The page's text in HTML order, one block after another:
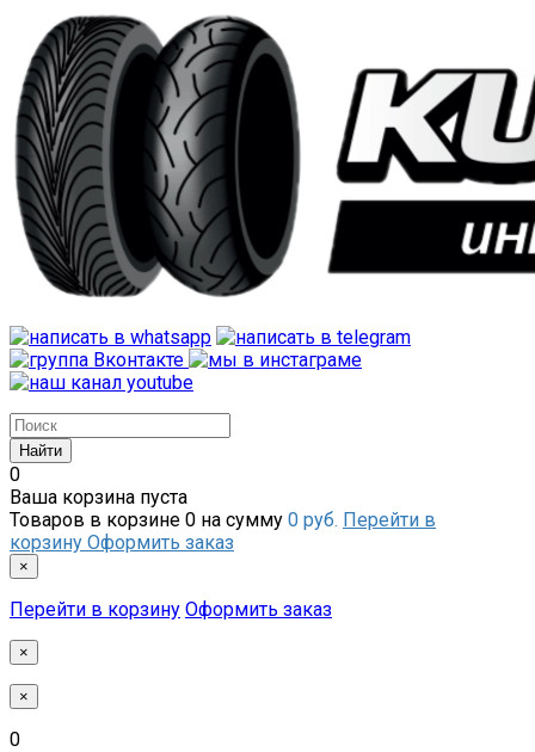
0
Ваша корзина пуста
Товаров в корзине 0 на сумму 0 руб. Перейти в
корзину Оформить заказ
×
Перейти в корзину Оформить заказ
×
×
0